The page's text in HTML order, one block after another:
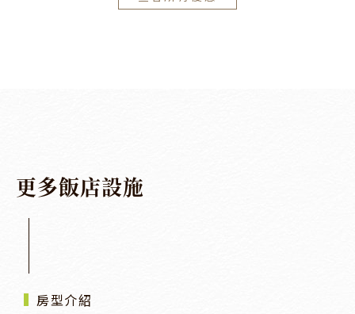
更多飯店設施
房型介紹